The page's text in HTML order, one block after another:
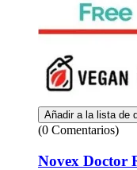
Añadir a la lista de
(0 Comentarios)
Novex Doctor